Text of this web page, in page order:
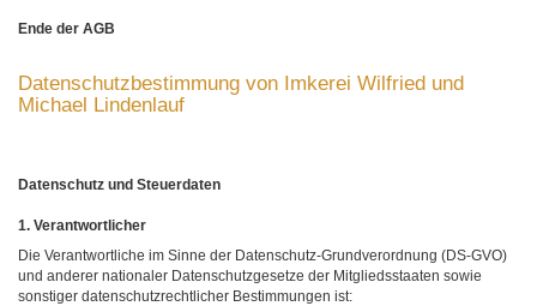
Ende der AGB
Datenschutzbestimmung von Imkerei Wilfried und
Michael Lindenlauf
Datenschutz und Steuerdaten
1. Verantwortlicher
Die Verantwortliche im Sinne der Datenschutz-Grundverordnung (DS-GVO)
und anderer nationaler Datenschutzgesetze der Mitgliedsstaaten sowie
sonstiger datenschutzrechtlicher Bestimmungen ist: